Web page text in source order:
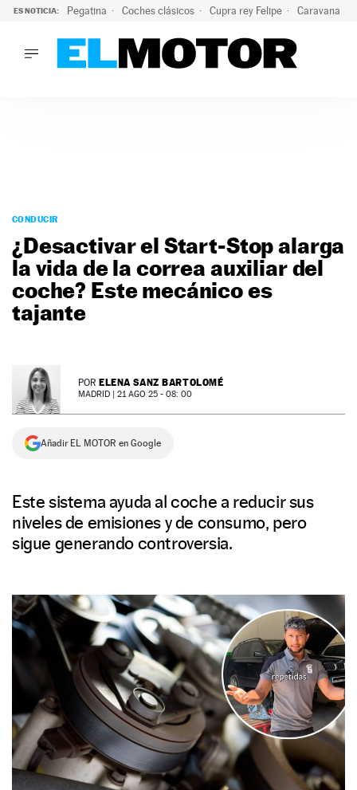
ES NOTICIA: Pegatina Coches clásicos Cupra rey Felipe Caravana
PODCAST
MOTOS
TECNOLOGÍA
SUPERCOCHES
MOTORTV
PREMIOS
NEWSLETTER
CONDUCIR
¿Desactivar el Start-Stop alarga
la vida de la correa auxiliar del
coche? Este mecánico es
tajante
POR ELENA SANZ BARTOLOMÉ
MADRID | 21 AGO 25 - 08: 00
Añadir EL MOTOR en Google
Este sistema ayuda al coche a reducir sus
niveles de emisiones y de consumo, pero
sigue generando controversia.